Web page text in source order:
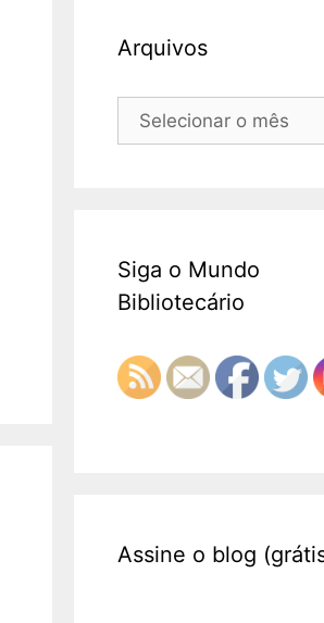
Arquivos
Arquivos
Siga o Mundo
Bibliotecário
Assine o blog